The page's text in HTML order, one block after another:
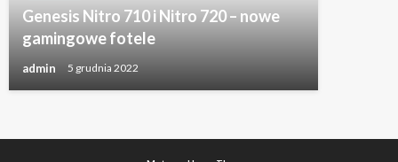
Genesis Nitro 710 i Nitro 720 – nowe
gamingowe fotele
admin 5 grudnia 2022